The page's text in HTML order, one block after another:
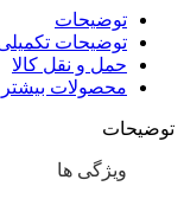
توضیحات
توضیحات
حمل و نقل کالا
محصولات بیشتر
توضیحات
ویژگی ها